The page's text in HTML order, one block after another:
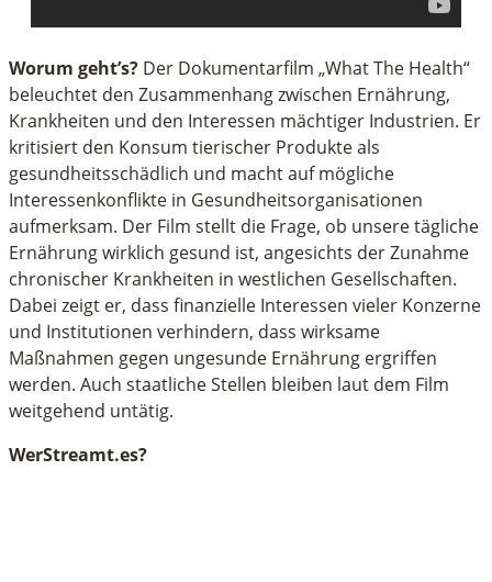
Worum geht’s? Der Dokumentarfilm „What The Health“
beleuchtet den Zusammenhang zwischen Ernährung,
Krankheiten und den Interessen mächtiger Industrien. Er
kritisiert den Konsum tierischer Produkte als
gesundheitsschädlich und macht auf mögliche
Interessenkonflikte in Gesundheitsorganisationen
aufmerksam. Der Film stellt die Frage, ob unsere tägliche
Ernährung wirklich gesund ist, angesichts der Zunahme
chronischer Krankheiten in westlichen Gesellschaften.
Dabei zeigt er, dass finanzielle Interessen vieler Konzerne
und Institutionen verhindern, dass wirksame
Maßnahmen gegen ungesunde Ernährung ergriffen
werden. Auch staatliche Stellen bleiben laut dem Film
weitgehend untätig.
WerStreamt.es?